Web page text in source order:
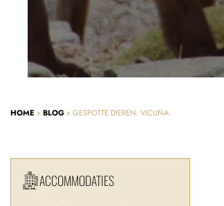
HOME » BLOG » GESPOTTE DIEREN: VICUÑA
ACCOMMODATIES